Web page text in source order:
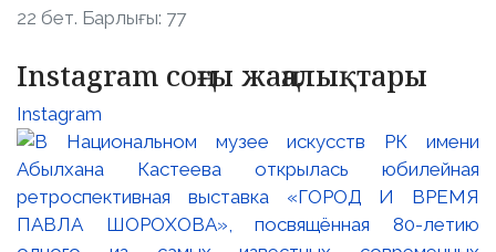
22 бет. Барлығы: 77
Instagram соңғы жаңалықтары
Instagram